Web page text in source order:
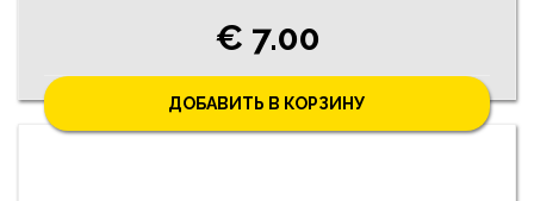
€ 7.00
ДОБАВИТЬ В КОРЗИНУ